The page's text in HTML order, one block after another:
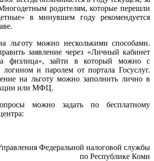
родителям, которые перешли
в минувшем году рекомендуется
льготу можно несколькими способами.
заявление через «Личный кабинет
физлица», зайти в который можно с
и паролем от портала Госуслуг.
на льготу можно заполнить лично в
или МФЦ.
можно задать по бесплатному
Федеральной налоговой службы
по Республике Коми